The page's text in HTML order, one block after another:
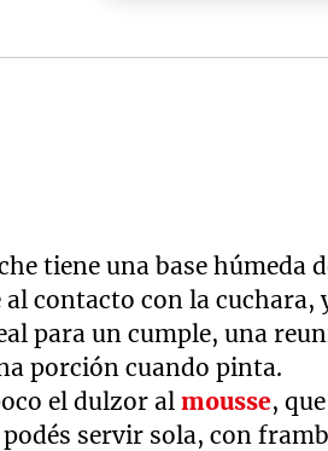
tiene una base húmeda
contacto con la
para un cumple, una
porción cuando pinta.
el dulzor almousse,
servir sola, con